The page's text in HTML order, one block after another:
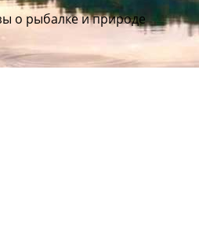
о рыбалке и природе